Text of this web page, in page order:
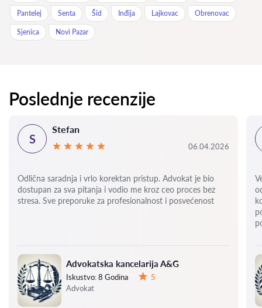
Pantelej Senta Šid Inđija Lajkovac Obrenovac
Sjenica Novi Pazar
Poslednje recenzije
Advokatska kancelarija A&G
Iskustvo:8 Godina
5
Advokat
S
Stefan
06.04.2026
Odlična saradnja i vrlo korektan pristup. Advokat je bio
dostupan za sva pitanja i vodio me kroz ceo proces bez
stresa. Sve preporuke za profesionalnost i posvećenost